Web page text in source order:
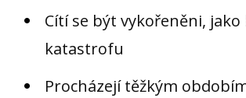
Cítí se být vykořeněni, jako
katastrofu
Procházejí těžkým